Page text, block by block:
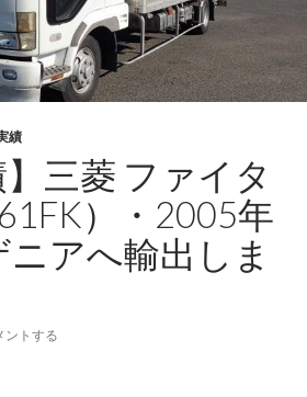
SQ2F24
2016
年
式
モ
ア
へ
輸
出
績
】三菱 ファイタ
）・2005年
アへ輸出しま
ントする